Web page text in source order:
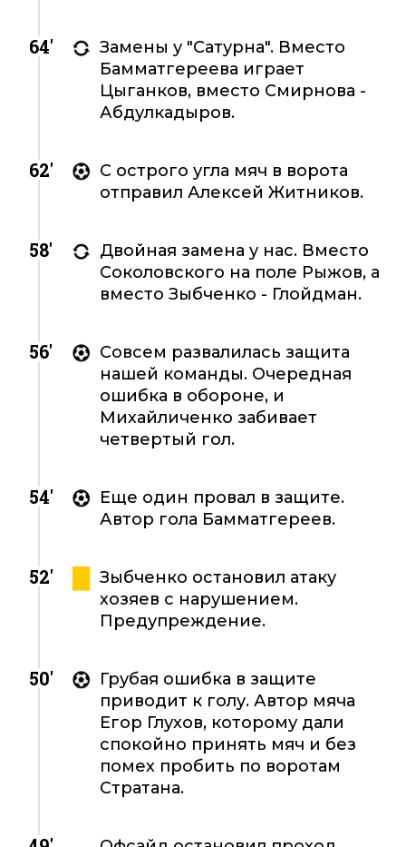
64'
Замены у "Сатурна". Вместо
Бамматгереева играет
Цыганков, вместо Смирнова -
Абдулкадыров.
62'
С острого угла мяч в ворота
отправил Алексей Житников.
58'
Двойная замена у нас. Вместо
Соколовского на поле Рыжов, а
вместо Зыбченко - Глойдман.
56'
Совсем развалилась защита
нашей команды. Очередная
ошибка в обороне, и
Михайличенко забивает
четвертый гол.
54'
Еще один провал в защите.
Автор гола Бамматгереев.
52'
Зыбченко остановил атаку
хозяев с нарушением.
Предупреждение.
50'
Грубая ошибка в защите
приводит к голу. Автор мяча
Егор Глухов, которому дали
спокойно принять мяч и без
помех пробить по воротам
Стратана.